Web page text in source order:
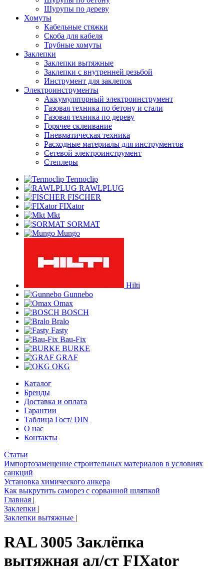
Шурупы по дереву
Хомуты
Кабельные стяжки
Скоба для кабеля
Трубные хомуты
Заклепки
Заклепки вытяжные
Заклепки с внутренней резьбой
Инструмент для заклепок
Электроинструменты
Аккумуляторный электроинструмент
Газовая техника по бетону и стали
Газовая техника по дереву
Горячее склеивание
Пневматическая техника
Расходные материалы для инструментов
Сетевой электроинструмент
Степлеры
Termoclip
RAWLPLUG
FISCHER
FIXator
Mkt
SORMAT
Mungo
Hilti
Gunnebo
Omax
BOSCH
Bralo
Fasty
Bau-Fix
BURKE
GRAF
OKG
Каталог
Бренды
Доставка и оплата
Гарантии
Таблица Гост/ DIN
О нас
Контакты
Статьи
Импортозамещение строительных материалов в условиях
санкций
Установка химического анкера
Как выкрутить саморез с сорванной шляпкой
Главная |
Заклепки |
Заклепки вытяжные |
RAL 3005 Заклёпка
вытяжная ал/ст FIXator